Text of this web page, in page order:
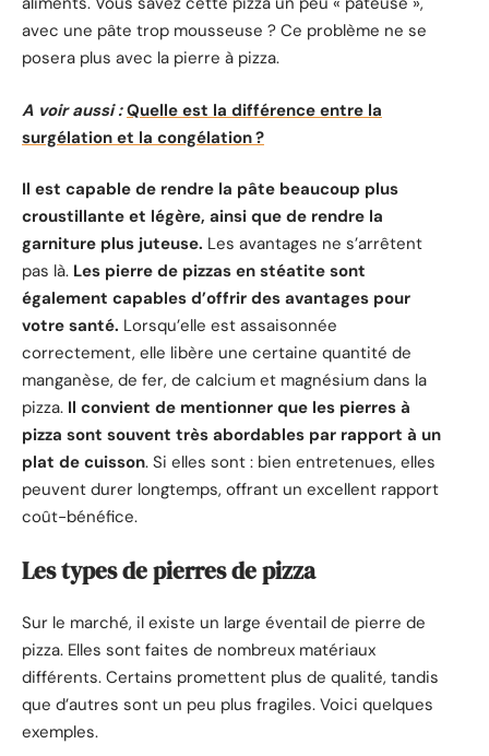
avec une pâte trop mousseuse ? Ce problème ne se
posera plus avec la pierre à pizza.
A voir aussi : Quelle est la différence entre la
surgélation et la congélation ?
Il est capable de rendre la pâte beaucoup plus
croustillante et légère, ainsi que de rendre la
garniture plus juteuse. Les avantages ne s’arrêtent
pas là. Les pierre de pizzas en stéatite sont
également capables d’offrir des avantages pour
votre santé. Lorsqu’elle est assaisonnée
correctement, elle libère une certaine quantité de
manganèse, de fer, de calcium et magnésium dans la
pizza. Il convient de mentionner que les pierres à
pizza sont souvent très abordables par rapport à un
plat de cuisson. Si elles sont : bien entretenues, elles
peuvent durer longtemps, offrant un excellent rapport
coût-bénéfice.
Les types de pierres de pizza
Sur le marché, il existe un large éventail de pierre de
pizza. Elles sont faites de nombreux matériaux
différents. Certains promettent plus de qualité, tandis
que d’autres sont un peu plus fragiles. Voici quelques
exemples.